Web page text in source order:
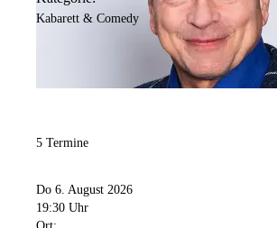
Kabarett & Comedy
5 Termine
Do 6. August 2026
19:30 Uhr